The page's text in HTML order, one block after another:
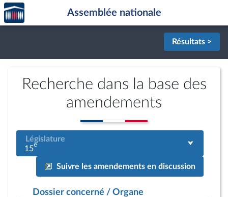
Aller au contenu
Aller en bas de la page
Accèder
à la
page
Assemblée nationale
Résultats >
Recherche dans la base des
amendements
Législature
15e
Suivre les amendements en discussion
Dossier concerné / Organe